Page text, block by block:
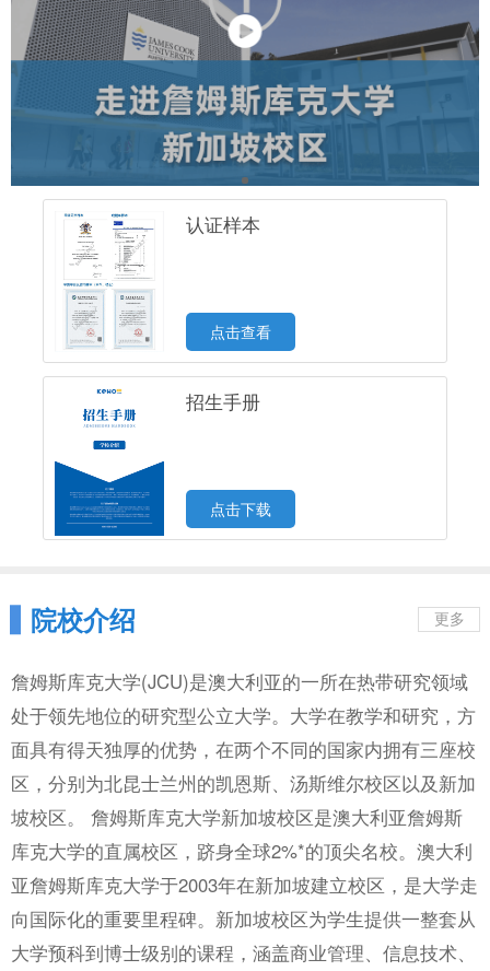
认证样本
点击查看
招生手册
点击下载
院校介绍 更多
詹姆斯库克大学(JCU)是澳大利亚的一所在热带研究领域
处于领先地位的研究型公立大学。大学在教学和研究，方
面具有得天独厚的优势，在两个不同的国家内拥有三座校
区，分别为北昆士兰州的凯恩斯、汤斯维尔校区以及新加
坡校区。 詹姆斯库克大学新加坡校区是澳大利亚詹姆斯
库克大学的直属校区，跻身全球2%*的顶尖名校。澳大利
亚詹姆斯库克大学于2003年在新加坡建立校区，是大学走
向国际化的重要里程碑。新加坡校区为学生提供一整套从
大学预科到博士级别的课程，涵盖商业管理、信息技术、